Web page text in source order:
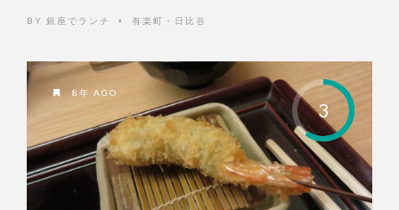
BY 銀座でランチ • 有楽町・日比谷
3
8年 AGO